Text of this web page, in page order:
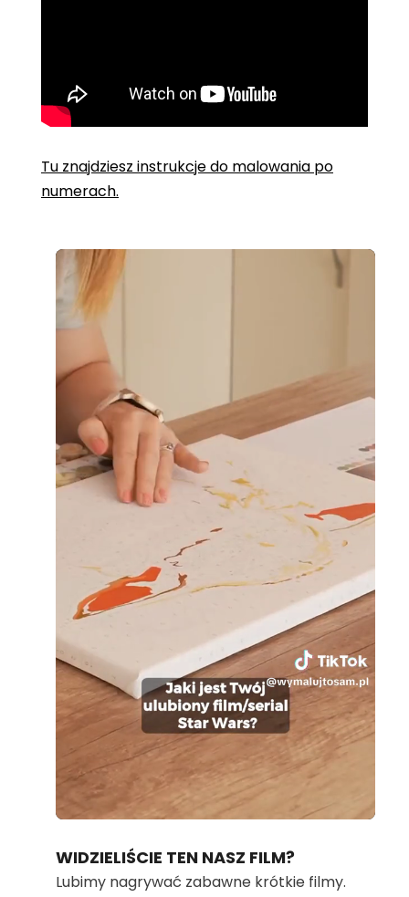
Tu znajdziesz instrukcje do malowania po
numerach.
Unmute Loaded:
100.00%
WIDZIELIŚCIE TEN NASZ FILM?
Lubimy nagrywać zabawne krótkie filmy.